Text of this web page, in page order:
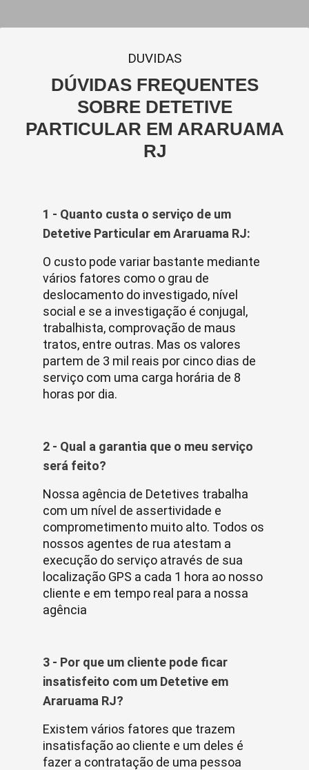
DUVIDAS
DÚVIDAS FREQUENTES
SOBRE DETETIVE
PARTICULAR EM ARARUAMA
RJ
1 - Quanto custa o serviço de um
Detetive Particular em Araruama RJ:
O custo pode variar bastante mediante
vários fatores como o grau de
deslocamento do investigado, nível
social e se a investigação é conjugal,
trabalhista, comprovação de maus
tratos, entre outras. Mas os valores
partem de 3 mil reais por cinco dias de
serviço com uma carga horária de 8
horas por dia.
2 - Qual a garantia que o meu serviço
será feito?
Nossa agência de Detetives trabalha
com um nível de assertividade e
comprometimento muito alto. Todos os
nossos agentes de rua atestam a
execução do serviço através de sua
localização GPS a cada 1 hora ao nosso
cliente e em tempo real para a nossa
agência
3 - Por que um cliente pode ficar
insatisfeito com um Detetive em
Araruama RJ?
Existem vários fatores que trazem
insatisfação ao cliente e um deles é
fazer a contratação de uma pessoa